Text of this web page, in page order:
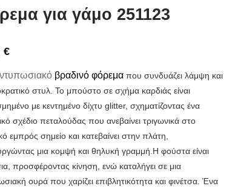
για γάμο 251123
€
βραδινό φόρεμα που συνδυάζει λάμψη και
στυλ. Το μπούστο σε σχήμα καρδιάς είναι
με κεντημένο δίχτυ glitter, σχηματίζοντας ένα
σχέδιο πεταλούδας που ανεβαίνει τριγωνικά στο
εμπρός σημείο και κατεβαίνει στην πλάτη,
μια κομψή και θηλυκή γραμμή. Η φούστα είναι
προσφέροντας κίνηση, ενώ καταλήγει σε μια
ουρά που χαρίζει επιβλητικότητα και φινέτσα. Ένα